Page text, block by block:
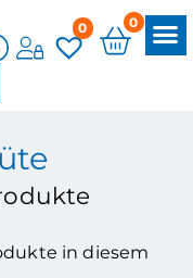
0 0
in diesem